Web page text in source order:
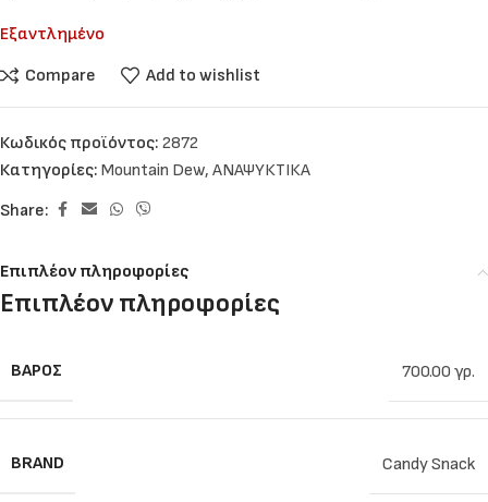
Εξαντλημένο
Compare
Add to wishlist
Κωδικός προϊόντος: 2872
Κατηγορίες: Mountain Dew, ΑΝΑΨΥΚΤΙΚΑ
Share:
Επιπλέον πληροφορίες
Επιπλέον πληροφορίες
ΒΆΡΟΣ 700.00 γρ.
BRAND Candy Snack